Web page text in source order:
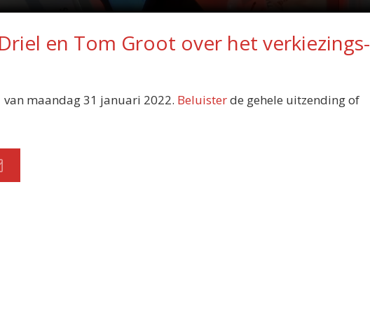
en Tom Groot over het verkiezings-
van maandag 31 januari 2022. Beluisterde gehele uitzending of